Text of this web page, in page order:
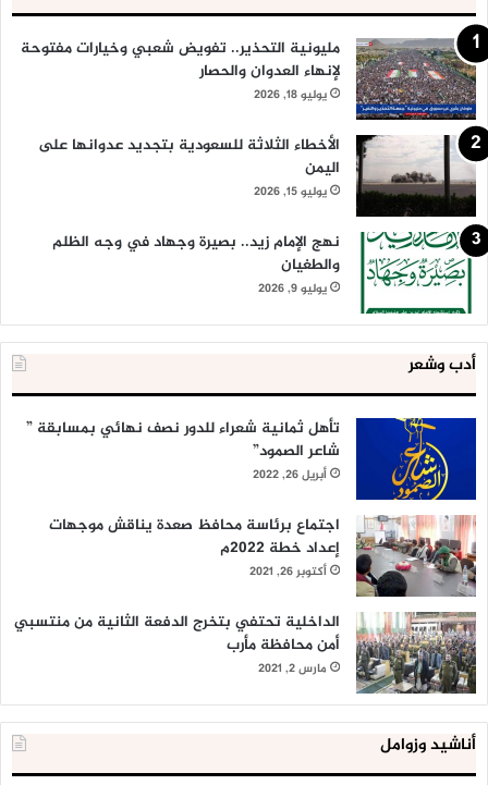
مليونية التحذير.. تفويض شعبي وخيارات مفتوحة
لإنهاء العدوان والحصار
يوليو 18, 2026
الأخطاء الثلاثة للسعودية بتجديد عدوانها على
اليمن
يوليو 15, 2026
نهج الإمام زيد.. بصيرة وجهاد في وجه الظلم
والطغيان
يوليو 9, 2026
أدب وشعر
تأهل ثمانية شعراء للدور نصف نهائي بمسابقة ”
شاعر الصمود”
أبريل 26, 2022
اجتماع برئاسة محافظ صعدة يناقش موجهات
إعداد خطة 2022م
أكتوبر 26, 2021
الداخلية تحتفي بتخرج الدفعة الثانية من منتسبي
أمن محافظة مأرب
مارس 2, 2021
أناشيد وزوامل